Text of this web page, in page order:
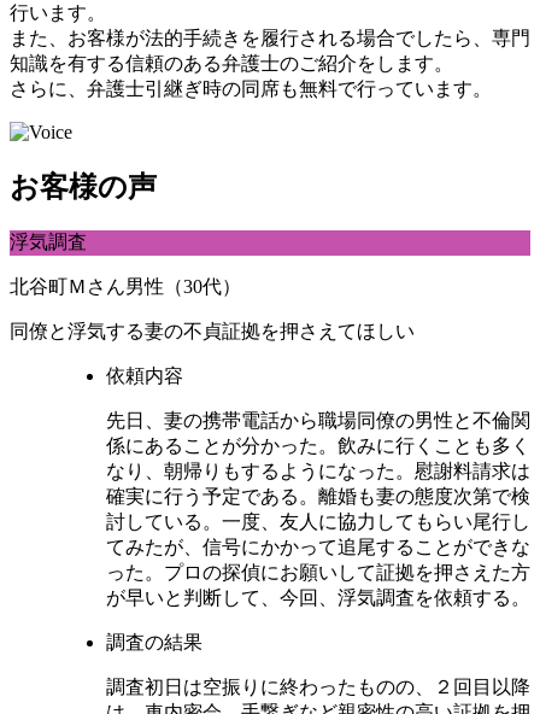
行います。
また、お客様が法的手続きを履行される場合でしたら、専門
知識を有する信頼のある弁護士のご紹介をします。
さらに、弁護士引継ぎ時の同席も無料で行っています。
お客様の声
浮気調査
北谷町Ｍさん男性（30代）
同僚と浮気する妻の不貞証拠を押さえてほしい
依頼内容
先日、妻の携帯電話から職場同僚の男性と不倫関
係にあることが分かった。飲みに行くことも多く
なり、朝帰りもするようになった。慰謝料請求は
確実に行う予定である。離婚も妻の態度次第で検
討している。一度、友人に協力してもらい尾行し
てみたが、信号にかかって追尾することができな
った。プロの探偵にお願いして証拠を押さえた方
が早いと判断して、今回、浮気調査を依頼する。
調査の結果
調査初日は空振りに終わったものの、２回目以降